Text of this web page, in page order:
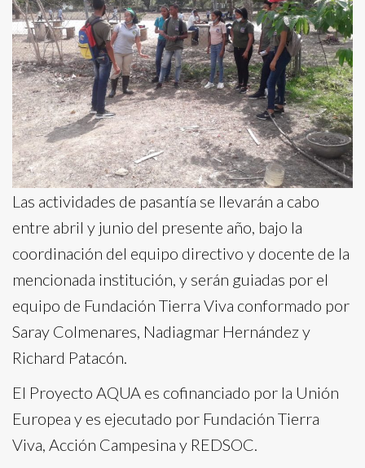
Las actividades de pasantía se llevarán a cabo
entre abril y junio del presente año, bajo la
coordinación del equipo directivo y docente de la
mencionada institución, y serán guiadas por el
equipo de Fundación Tierra Viva conformado por
Saray Colmenares, Nadiagmar Hernández y
Richard Patacón.
El Proyecto AQUA es cofinanciado por la Unión
Europea y es ejecutado por Fundación Tierra
Viva, Acción Campesina y REDSOC.